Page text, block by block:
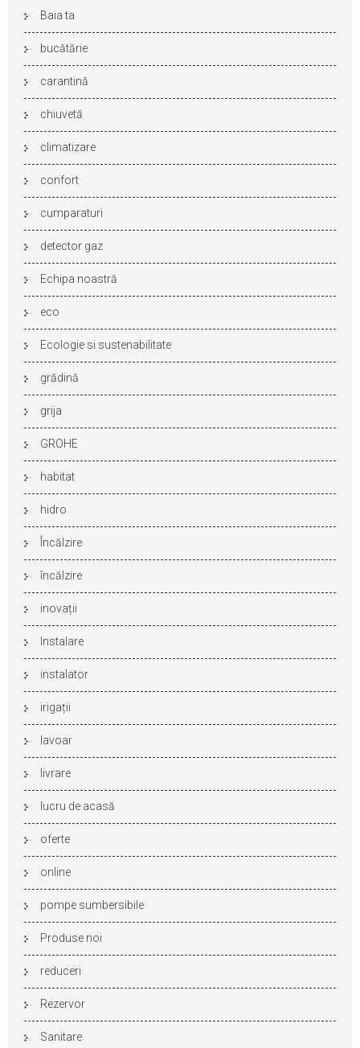
Baia ta
bucătărie
carantină
chiuvetă
climatizare
confort
cumparaturi
detector gaz
Echipa noastră
eco
Ecologie si sustenabilitate
grădină
grija
GROHE
habitat
hidro
Încălzire
încălzire
inovații
Instalare
instalator
irigații
lavoar
livrare
lucru de acasă
oferte
online
pompe sumbersibile
Produse noi
reduceri
Rezervor
Sanitare